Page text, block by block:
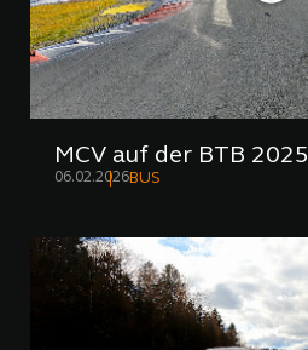
MCV auf der BTB 2025
06.02.2026BUS